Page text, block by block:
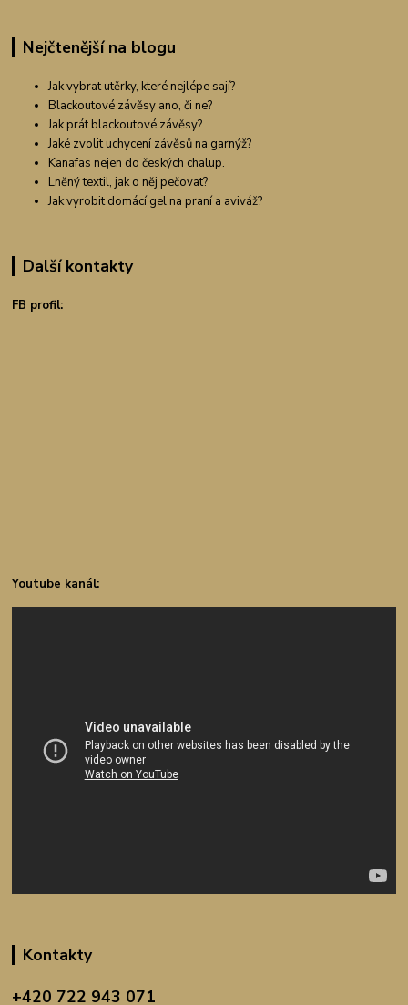
Nejčtenější na blogu
Jak vybrat utěrky, které nejlépe sají?
Blackoutové závěsy ano, či ne?
Jak prát blackoutové závěsy?
Jaké zvolit uchycení závěsů na garnýž?
Kanafas nejen do českých chalup.
Lněný textil, jak o něj pečovat?
Jak vyrobit domácí gel na praní a aviváž?
Další kontakty
FB profil:
Youtube kanál:
Kontakty
+420 722 943 071